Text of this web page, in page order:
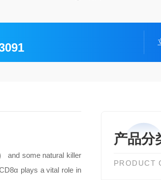
产品分
PRODUCT
and some natural killer
plays a vital role in